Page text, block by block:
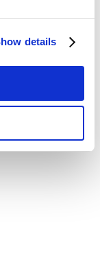
ads, to
you’ve
from your use
of cookies by
details
る